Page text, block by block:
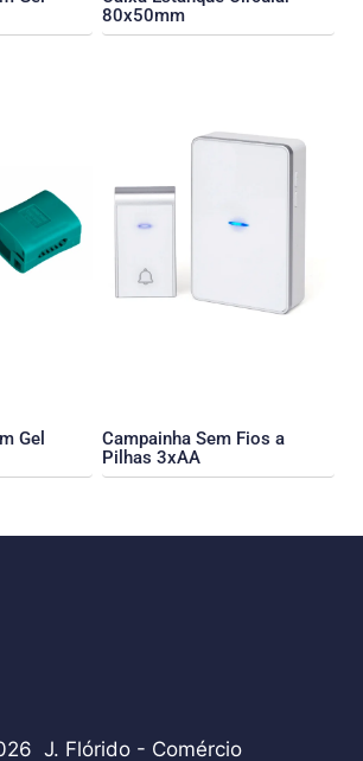
80x50mm
Gel
Campainha Sem Fios a
Pilhas 3xAA
J. Flórido - Comércio